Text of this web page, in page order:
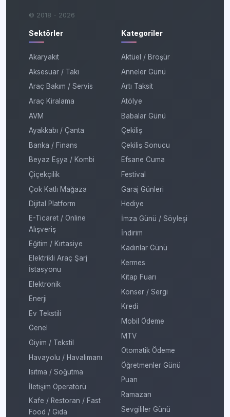
© 2018 - 2026
Sektörler
Akaryakıt
Aksesuar / Takı
Araç Bakım / Servis
Araç Kiralama
AVM
Ayakkabı / Çanta
Banka / Finans
Beyaz Eşya / Kombi
Çiçekçilik
Çok Katlı Mağaza
Dijital Platform
E-Ticaret / Online
Alışveriş
Eğitim / Kırtasiye
Elektrikli Araç Şarj
İstasyonu
Elektronik
Enerji
Ev Tekstili
Genel
Giyim / Tekstil
Havayolu / Havalimanı
Isıtma / Soğutma
İletişim Operatörü
Kafe / Restoran / Fast
Food / Gıda
Kategoriler
Aktüel / Broşür
Anneler Günü
Artı Taksit
Atölye
Babalar Günü
Çekiliş
Çekiliş Sonucu
Efsane Cuma
Festival
Garaj Günleri
Hediye
İmza Günü / Söyleşi
İndirim
Kadınlar Günü
Kermes
Kitap Fuarı
Konser / Sergi
Kredi
Mobil Ödeme
MTV
Otomatik Ödeme
Öğretmenler Günü
Puan
Ramazan
Sevgililer Günü